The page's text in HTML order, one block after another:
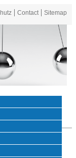
Contact Sitemap